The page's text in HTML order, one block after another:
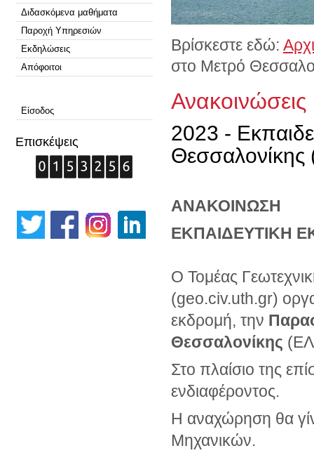
Διδασκόμενα μαθήματα
Παροχή Υπηρεσιών
Εκδηλώσεις
Απόφοιτοι
Είσοδος
Επισκέψεις
Βρίσκεστε εδώ:
στο Μετρό
Ανακοινώσεις
2023 -
ΑΝΑΚΟΙΝΩΣΗ
ΕΚΠΑΙΔΕΥΤΙΚΗ
Ο Τομέας
(geo.civ.uth.gr)
εκδρομή, την
Θεσσαλονίκης
Στο πλαίσιο της
ενδιαφέροντος.
Η αναχώρηση θα
Μηχανικών.